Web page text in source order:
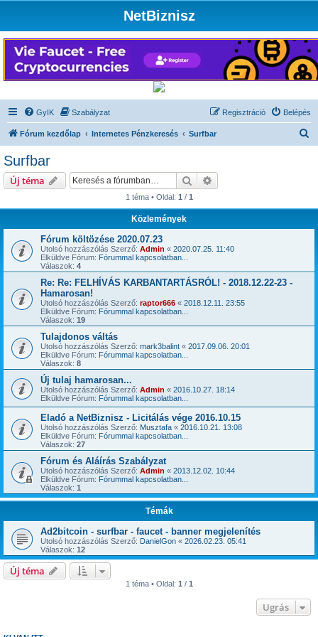
NetBiznisz
GyIK Szabályzat Belépés
Regisztráció
Fórum kezdőlap Internetes Pénzkeresés Surfbar
Surfbar
Új téma Keresés
1 téma • Oldal: 1 / 1
Közlemények
Fórum költözése 2020.07.23
Utolsó hozzászólás Szerző: Admin « 2020.07.25. 11:40
Elküldve Fórum: Fórummal kapcsolatban...
Válaszok: 4
Re: Re: FELHÍVÁS KARBANTARTÁSRÓL! - 2018.12.22-23 -
Hamarosan!
Utolsó hozzászólás Szerző: raptor666 « 2018.12.11. 23:55
Elküldve Fórum: Fórummal kapcsolatban...
Válaszok: 19
Tulajdonos váltás
Utolsó hozzászólás Szerző: mark3balint « 2017.09.06. 20:01
Elküldve Fórum: Fórummal kapcsolatban...
Válaszok: 8
Új tulaj hamarosan...
Utolsó hozzászólás Szerző: Admin « 2016.10.27. 18:14
Elküldve Fórum: Fórummal kapcsolatban...
Eladó a NetBiznisz - Licitálás vége 2016.10.15
Utolsó hozzászólás Szerző: Musztafa « 2016.10.21. 13:08
Elküldve Fórum: Fórummal kapcsolatban...
Válaszok: 27
Fórum és Aláírás Szabályzat
Utolsó hozzászólás Szerző: Admin « 2013.12.02. 10:44
Elküldve Fórum: Fórummal kapcsolatban...
Válaszok: 1
Témák
Ad2bitcoin - surfbar - faucet - banner megjelenítés
Utolsó hozzászólás Szerző: DanielGon « 2026.02.23. 05:41
Válaszok: 12
Új téma
1 téma • Oldal: 1 / 1
Ugrás